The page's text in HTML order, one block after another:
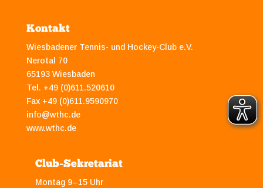
Kontakt
Wiesbadener Tennis- und Hockey-Club e.V.
Nerotal 70
65193 Wiesbaden
Tel. +49 (0)611.520610
Fax +49 (0)611.9590970
info@wthc.de
www.wthc.de
Club-Sekretariat
Montag 9–15 Uhr